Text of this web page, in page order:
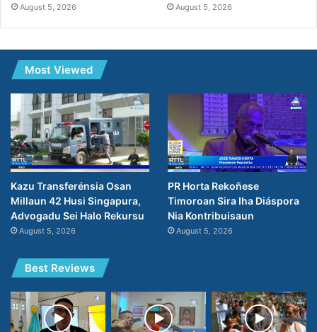
August 5, 2026 August 5, 2026
Most Viewed
Kazu Transferénsia Osan
Millaun 42 Husi Singapura,
Advogadu Sei Halo Rekursu
August 5, 2026
PR Horta Rekoñese
Timoroan Sira Iha Diáspora
Nia Kontribuisaun
August 5, 2026
Best Reviews